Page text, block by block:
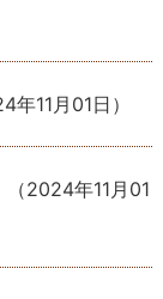
年11月01日）
（2024年11月01